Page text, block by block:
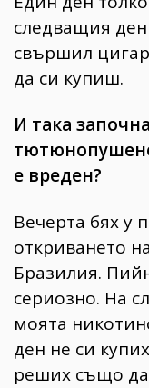
следващия
свършил
да си купиш.
И така
е вреден?
Вечерта бях у
откриването
Бразилия.
сериозно. На
моята
ден не си
реших също да